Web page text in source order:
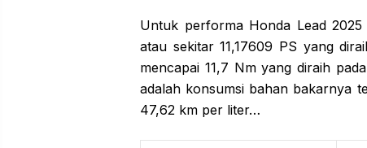
Untuk performa Honda Lead
atau sekitar 11,17609 PS yang
mencapai 11,7 Nm yang diraih
adalah konsumsi bahan bakarnya
47,62 km per liter…